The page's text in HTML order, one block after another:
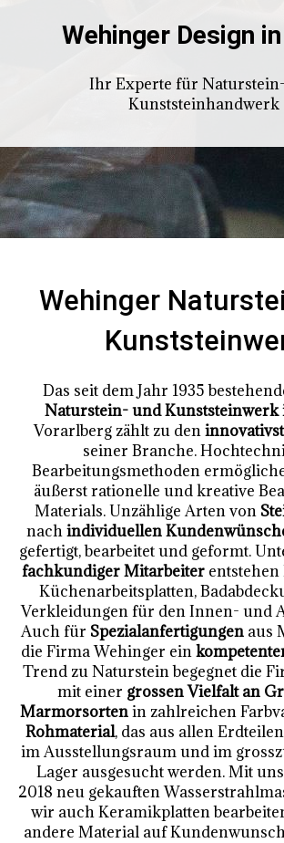
Wehinger Design
Ihr Experte für
Kunststeinhandwerk
Wehinger
Das seit dem Jahr 1935
Naturstein- und Kunststeinwerk
Vorarlberg zählt zu den
seiner Branche.
Bearbeitungsmethoden
äußerst rationelle und kreative
Materials. Unzählige Arten von
nachindividuellen
gefertigt, bearbeitet und geformt.
fachkundiger Mitarbeiter entstehen
Küchenarbeitsplatten,
Verkleidungen für den Innen- und
Auch für Spezialanfertigungen aus
die Firma Wehinger ein
Trend zu Naturstein begegnet die
mit einer grossen Vielfalt an
Marmorsortenin zahlreichen
Rohmaterial, das aus allen
im Ausstellungsraum und im
Lager ausgesucht werden. Mit
2018 neu gekauften
wir auch Keramikplatten
andere Material auf